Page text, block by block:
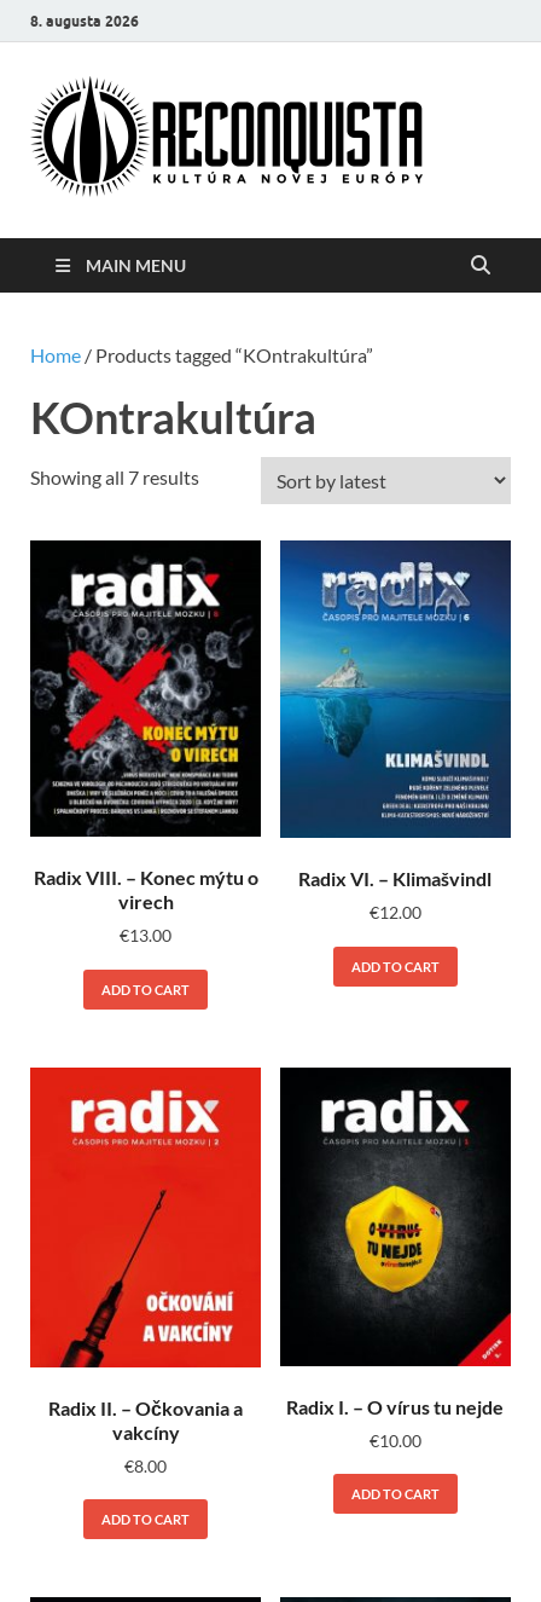
8. augusta 2026
MAIN MENU
Home / Products tagged “KOntrakultúra”
KOntrakultúra
Showing all 7 results
Radix VIII. – Konec mýtu o
virech
€13.00
ADD TO CART
Radix VI. – Klimašvindl
€12.00
ADD TO CART
Radix II. – Očkovania a
vakcíny
€8.00
ADD TO CART
Radix I. – O vírus tu nejde
€10.00
ADD TO CART